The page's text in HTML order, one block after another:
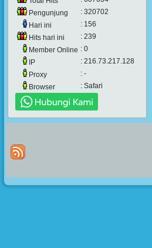
Pengunjung
: 320702
Hari ini
: 156
Hits hari ini
: 239
Member Online : 0
IP
: 216.73.217.128
Proxy
: -
Browser
: Safari